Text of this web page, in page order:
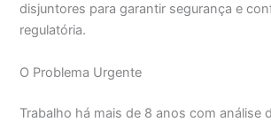
disjuntores para garantir segurança e
regulatória.
O Problema Urgente
Trabalho há mais de 8 anos com análise